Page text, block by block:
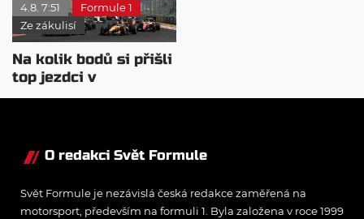
4.8. 7:51
Formule 1
Ze zákulisí
Na kolik bodů si přišli
top jezdci v
posledních 4
O redakci Svět Formule
Svět Formule je nezávislá česká redakce zaměřená na
motorsport, především na formuli 1. Byla založena v roce 1999